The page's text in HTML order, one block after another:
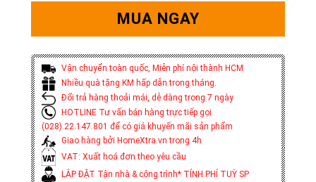
MUA NGAY
Vận chuyển toàn quốc, Miễn phí nội thành HCM
Nhiều quà tặng KM hấp dẫn trong tháng.
Đổi trả hàng thoải mái, dễ dàng trong 7 ngày
HOTLINE Tư vấn bán hàng trực tiếp gọi
(028).22.147.801 để có giá khuyến mãi sản phẩm
Giao hàng bởi HomeXtra.vn trong 4h
VAT: Xuất hoá đơn theo yêu cầu
LẮP ĐẶT Tận nhà & công trình* TÍNH PHÍ TUỲ SP